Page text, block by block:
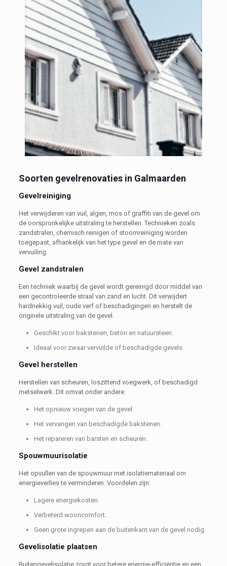
Soorten gevelrenovaties in Galmaarden
Gevelreiniging
Het verwijderen van vuil, algen, mos of graffiti van de gevel om
de oorspronkelijke uitstraling te herstellen. Technieken zoals
zandstralen, chemisch reinigen of stoomreiniging worden
toegepast, afhankelijk van het type gevel en de mate van
vervuiling.
Gevel zandstralen
Een techniek waarbij de gevel wordt gereinigd door middel van
een gecontroleerde straal van zand en lucht. Dit verwijdert
hardnekkig vuil, oude verf of beschadigingen en herstelt de
originele uitstraling van de gevel.
Geschikt voor bakstenen, beton en natuursteen.
Ideaal voor zwaar vervuilde of beschadigde gevels.
Gevel herstellen
Herstellen van scheuren, loszittend voegwerk, of beschadigd
metselwerk. Dit omvat onder andere:
Het opnieuw voegen van de gevel.
Het vervangen van beschadigde bakstenen.
Het repareren van barsten en scheuren.
Spouwmuurisolatie
Het opvullen van de spouwmuur met isolatiemateriaal om
energieverlies te verminderen. Voordelen zijn:
Lagere energiekosten.
Verbeterd wooncomfort.
Geen grote ingrepen aan de buitenkant van de gevel nodig.
Gevelisolatie plaatsen
Buitengevelisolatie zorgt voor betere energie-efficiëntie en een